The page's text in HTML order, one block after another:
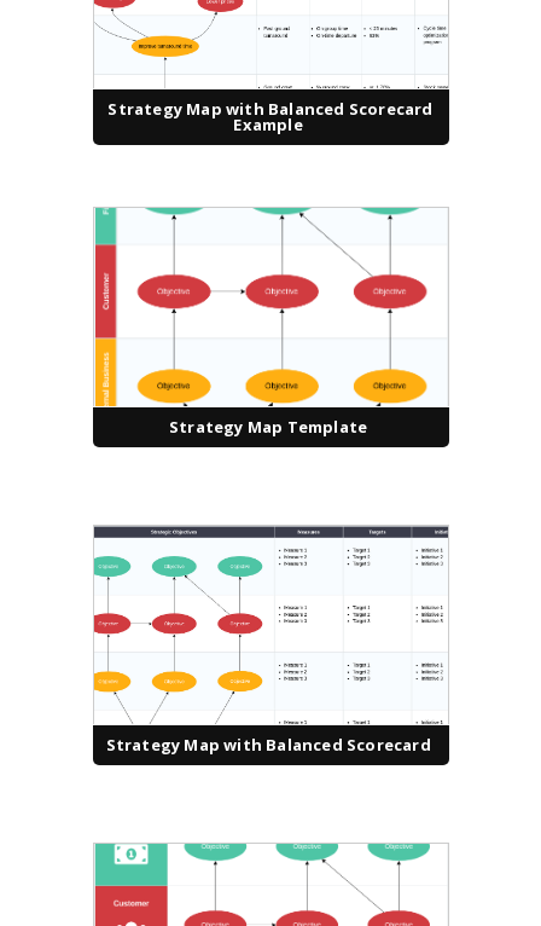
Strategy Map with Balanced Scorecard
Example
Strategy Map Template
Strategy Map with Balanced Scorecard